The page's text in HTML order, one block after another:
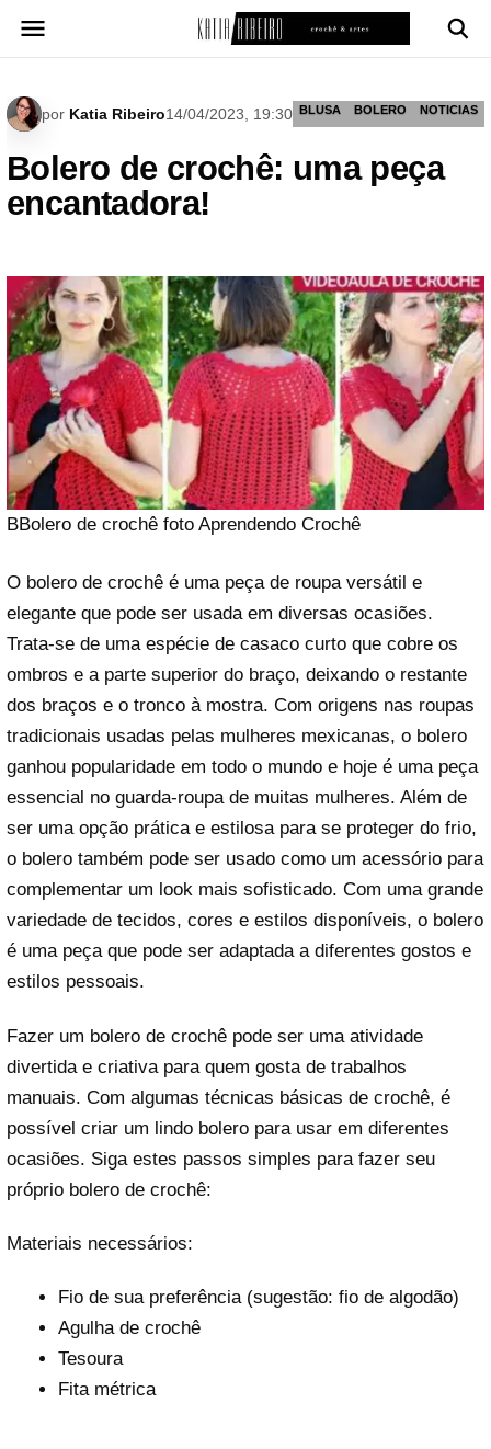
para
por Katia Ribeiro14/04/2023, 19:30 BLUSA BOLERO NOTICIAS
Bolero de crochê: uma peça
encantadora!
BBolero de crochê foto Aprendendo Crochê
O bolero de crochê é uma peça de roupa versátil e
elegante que pode ser usada em diversas ocasiões.
Trata-se de uma espécie de casaco curto que cobre os
ombros e a parte superior do braço, deixando o restante
dos braços e o tronco à mostra. Com origens nas roupas
tradicionais usadas pelas mulheres mexicanas, o bolero
ganhou popularidade em todo o mundo e hoje é uma peça
essencial no guarda-roupa de muitas mulheres. Além de
ser uma opção prática e estilosa para se proteger do frio,
o bolero também pode ser usado como um acessório para
complementar um look mais sofisticado. Com uma grande
variedade de tecidos, cores e estilos disponíveis, o bolero
é uma peça que pode ser adaptada a diferentes gostos e
estilos pessoais.
Fazer um bolero de crochê pode ser uma atividade
divertida e criativa para quem gosta de trabalhos
manuais. Com algumas técnicas básicas de crochê, é
possível criar um lindo bolero para usar em diferentes
ocasiões. Siga estes passos simples para fazer seu
próprio bolero de crochê:
Materiais necessários:
Fio de sua preferência (sugestão: fio de algodão)
Agulha de crochê
Tesoura
Fita métrica